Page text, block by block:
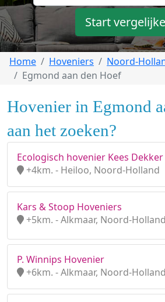
Start
Home Hoveniers
Noord-
Egmond aan den Hoef
Hovenier in Egmond
aan het zoeken?
Ecologisch hovenier Kees Dekker
+4km. - Heiloo, Noord-Holland
Kars & Stoop Hoveniers
+5km. - Alkmaar, Noord-Holland
P. Winnips Hovenier
+6km. - Alkmaar, Noord-Holland